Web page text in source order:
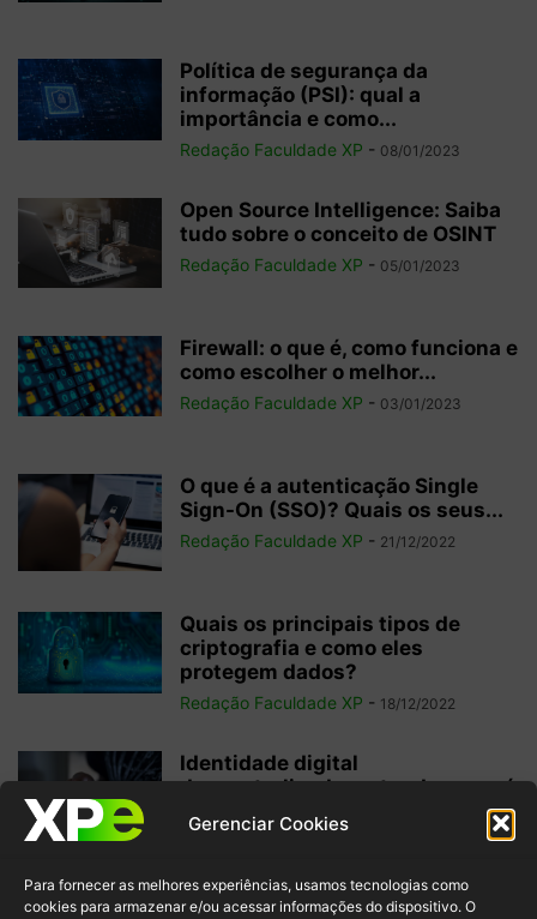
Gerenciar Cookies
Para fornecer as melhores experiências, usamos tecnologias como
cookies para armazenar e/ou acessar informações do dispositivo. O
Política de segurança da
informação (PSI): qual a
importância e como...
Redação Faculdade XP - 08/01/2023
Open Source Intelligence: Saiba
tudo sobre o conceito de OSINT
Redação Faculdade XP - 05/01/2023
Firewall: o que é, como funciona e
como escolher o melhor...
Redação Faculdade XP - 03/01/2023
O que é a autenticação Single
Sign-On (SSO)? Quais os seus...
Redação Faculdade XP - 21/12/2022
Quais os principais tipos de
criptografia e como eles
protegem dados?
Redação Faculdade XP - 18/12/2022
Identidade digital
descentralizada: entenda o que é
e como funciona
Criptografia Hash: o que é e qual